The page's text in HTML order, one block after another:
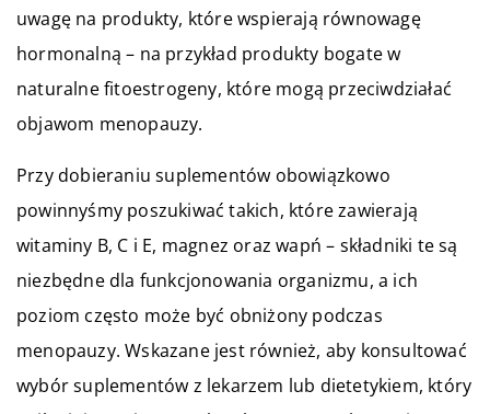
uwagę na produkty, które wspierają równowagę
hormonalną – na przykład produkty bogate w
naturalne fitoestrogeny, które mogą przeciwdziałać
objawom menopauzy.
Przy dobieraniu suplementów obowiązkowo
powinnyśmy poszukiwać takich, które zawierają
witaminy B, C i E, magnez oraz wapń – składniki te są
niezbędne dla funkcjonowania organizmu, a ich
poziom często może być obniżony podczas
menopauzy. Wskazane jest również, aby konsultować
wybór suplementów z lekarzem lub dietetykiem, który